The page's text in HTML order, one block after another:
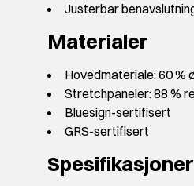
Justerbar
Materialer
Hovedmateriale: 60 %
Stretchpaneler: 88 %
Bluesign-sertifisert
GRS-sertifisert
Spesifikasjoner